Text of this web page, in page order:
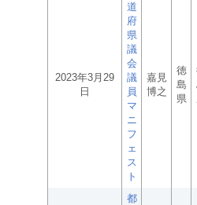
2023年3月29
日
道
府
県
議
会
議
員
マ
ニ
フ
ェ
ス
ト
嘉見
博之
徳
島
県
都